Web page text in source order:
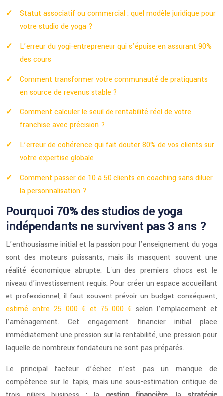
Statut associatif ou commercial : quel modèle juridique pour
votre studio de yoga ?
L’erreur du yogi-entrepreneur qui s’épuise en assurant 90%
des cours
Comment transformer votre communauté de pratiquants
en source de revenus stable ?
Comment calculer le seuil de rentabilité réel de votre
franchise avec précision ?
L’erreur de cohérence qui fait douter 80% de vos clients sur
votre expertise globale
Comment passer de 10 à 50 clients en coaching sans diluer
la personnalisation ?
Pourquoi 70% des studios de yoga
indépendants ne survivent pas 3 ans ?
L’enthousiasme initial et la passion pour l’enseignement du yoga
sont des moteurs puissants, mais ils masquent souvent une
réalité économique abrupte. L’un des premiers chocs est le
niveau d’investissement requis. Pour créer un espace accueillant
et professionnel, il faut souvent prévoir un budget conséquent,
estimé entre 25 000 € et 75 000 € selon l’emplacement et
l’aménagement. Cet engagement financier initial place
immédiatement une pression sur la rentabilité, une pression pour
laquelle de nombreux fondateurs ne sont pas préparés.
Le principal facteur d’échec n’est pas un manque de
compétence sur le tapis, mais une sous-estimation critique de